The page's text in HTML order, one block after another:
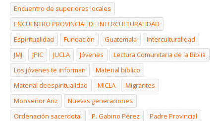
Encuentro de superiores locales
ENCUENTRO PROVINCIAL DE INTERCULTURALIDAD
Espiritualidad
Fundación Guatemala
Interculturalidad
JMJ
JPIC JUCLA Jóvenes
Lectura Comunitaria de la Biblia
Los jóvenes te informan
Material bíblico
Material deespiritualidad
MICLA
Migrantes
Monseñor Ariz
Nuevas generaciones
Ordenación sacerdotal
P. Gabino Pérez
Padre Provincial